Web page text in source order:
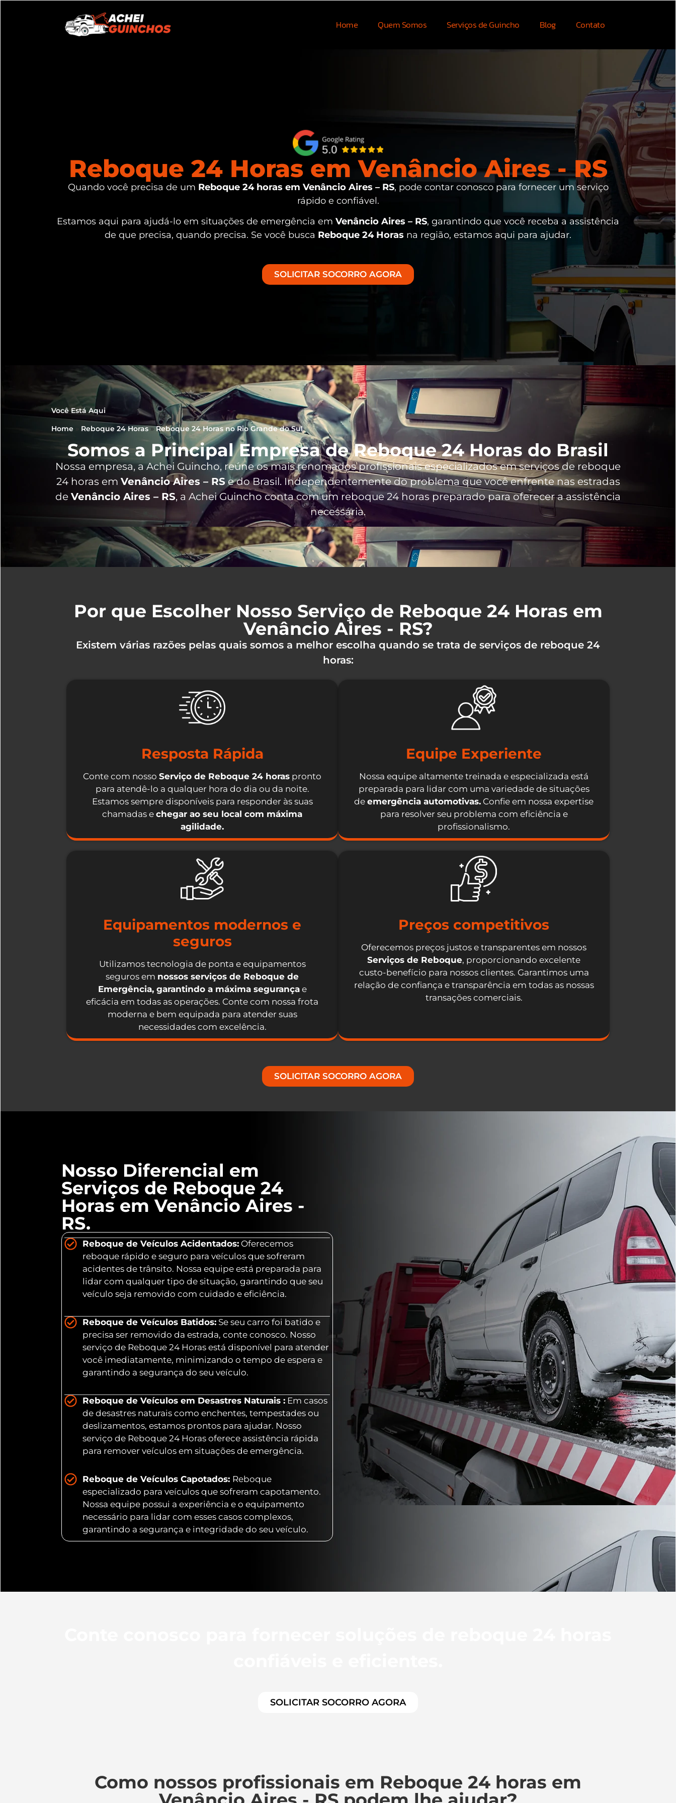
Home Quem Somos Serviços de Guincho Blog Contato
Reboque 24 Horas em Venâncio Aires - RS
Quando você precisa de um Reboque 24 horas em Venâncio Aires – RS, pode contar conosco para fornecer um serviço
rápido e confiável.
Estamos aqui para ajudá-lo em situações de emergência em Venâncio Aires – RS, garantindo que você receba a assistência
de que precisa, quando precisa. Se você busca Reboque 24 Horas na região, estamos aqui para ajudar.
SOLICITAR SOCORRO AGORA
Você Está Aqui
Home
Reboque 24 Horas»Reboque 24 Horas no Rio Grande do Sul
Somos a Principal Empresa de Reboque 24 Horas do Brasil
Nossa empresa, aAchei Guincho, reúne os mais renomados profissionais especializados em serviços de reboque
24 horas em Venâncio Aires – RSe do Brasil. Independentemente do problema que você enfrente nas estradas
de Venâncio Aires – RS, a Achei Guincho conta com um reboque 24 horas preparado para oferecer a assistência
necessária.
Por que Escolher Nosso Serviço de Reboque 24 Horas em
Venâncio Aires - RS?
Existem várias razões pelas quais somos a melhor escolha quando se trata de serviços de reboque 24
horas:
Resposta Rápida
Conte com nosso Serviço de Reboque 24 horas pronto
para atendê-lo a qualquer hora do dia ou da noite.
Estamos sempre disponíveis para responder às suas
chamadas e chegar ao seu local com máxima
agilidade.
Equipe Experiente
Nossa equipe altamente treinada e especializada está
preparada para lidar com uma variedade de situações
de emergência automotivas. Confie em nossa expertise
para resolver seu problema com eficiência e
profissionalismo.
Equipamentos modernos e
seguros
Utilizamos tecnologia de ponta e equipamentos
seguros em nossos serviços de Reboque de
Emergência, garantindo a máxima segurançae
eficácia em todas as operações. Conte com nossa frota
moderna e bem equipada para atender suas
necessidades com excelência.
Preços competitivos
Oferecemos preços justos e transparentes em nossos
Serviços de Reboque, proporcionando excelente
custo-benefício para nossos clientes. Garantimos uma
relação de confiança e transparência em todas as nossas
transações comerciais.
SOLICITAR SOCORRO AGORA
Nosso Diferencial em
Serviços de Reboque 24
Horas em Venâncio Aires -
RS.
Reboque de Veículos Acidentados: Oferecemos
reboque rápido e seguro para veículos que sofreram
acidentes de trânsito. Nossa equipe está preparada para
lidar com qualquer tipo de situação, garantindo que seu
veículo seja removido com cuidado e eficiência.
Reboque de Veículos Batidos: Se seu carro foi batido e
precisa ser removido da estrada, conte conosco. Nosso
serviço de Reboque 24 Horas está disponível para atender
você imediatamente, minimizando o tempo de espera e
garantindo a segurança do seu veículo.
Reboque de Veículos em Desastres Naturais : Em casos
de desastres naturais como enchentes, tempestades ou
deslizamentos, estamos prontos para ajudar. Nosso
serviço de Reboque 24 Horas oferece assistência rápida
para remover veículos em situações de emergência.
Reboque de Veículos Capotados: Reboque
especializado para veículos que sofreram capotamento.
Nossa equipe possui a experiência e o equipamento
necessário para lidar com esses casos complexos,
garantindo a segurança e integridade do seu veículo.
SOLICITAR SOCORRO AGORA
Como nossos profissionais em Reboque 24 horas em